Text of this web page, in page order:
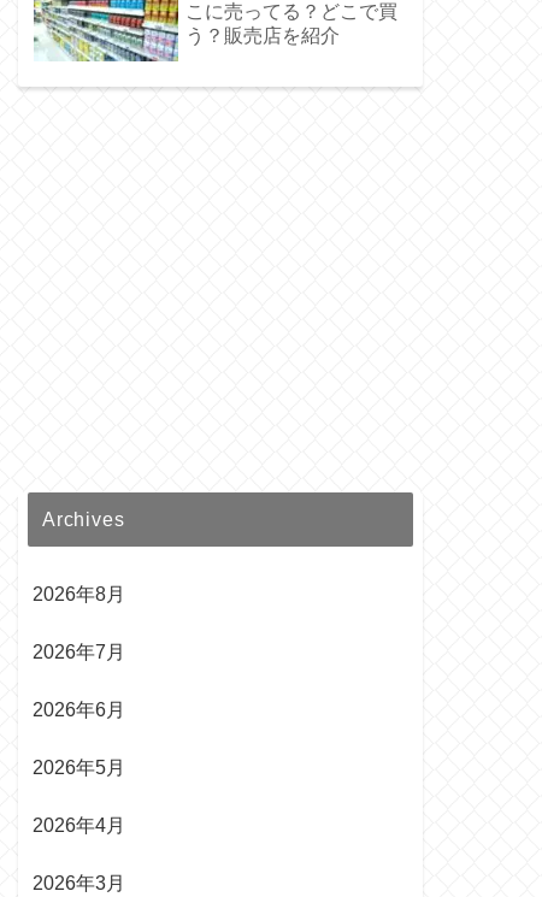
こに売ってる？どこで買
う？販売店を紹介
Archives
2026年8月
2026年7月
2026年6月
2026年5月
2026年4月
2026年3月